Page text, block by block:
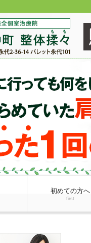
初めての方へ
first